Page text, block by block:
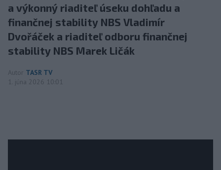
a výkonný riaditeľ úseku dohľadu a
finančnej stability NBS Vladimír
Dvořáček a riaditeľ odboru finančnej
stability NBS Marek Ličák
Autor TASR TV
1. júna 2026 10:01